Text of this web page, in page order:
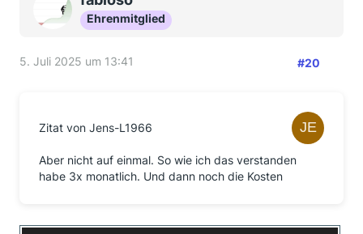
Ehrenmitglied
5. Juli 2025 um 13:41 #20
Zitat von Jens-L1966
Aber nicht auf einmal. So wie ich das verstanden
habe 3x monatlich. Und dann noch die Kosten